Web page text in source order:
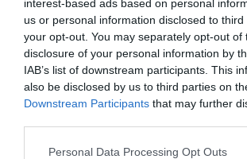
interest-based ads based on personal
us or personal information disclosed to
your opt-out. You may separately opt-out of
disclosure of your personal information by
IAB’s list of downstream participants. This
also be disclosed by us to third parties on
Downstream Participants that may further
Please note that this website/app uses one
Personal Data Processing Opt Outs
Πρόσφατα Άρθρα
ΔΥΟ
ΔΡΩΜΕΝΑ:
γενιά συναντά τη